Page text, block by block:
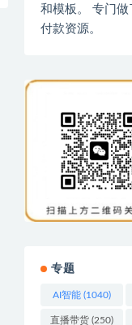
和模板。 专门
付款资源。
专题
AI智能 (1040)
直播带货 (250)